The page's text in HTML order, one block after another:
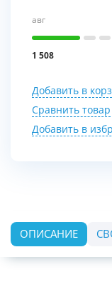
авг
1 508
Добавить в
Сравнить товар
Добавить в
ОПИСАНИЕ